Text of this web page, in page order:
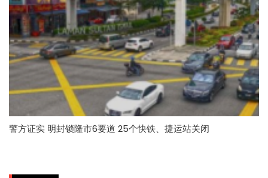
警方证实 明封锁隆市6要道 25个快铁、捷运站关闭